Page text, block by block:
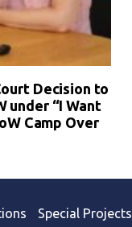
Decision to
under “I Want
Camp Over
Special Projects